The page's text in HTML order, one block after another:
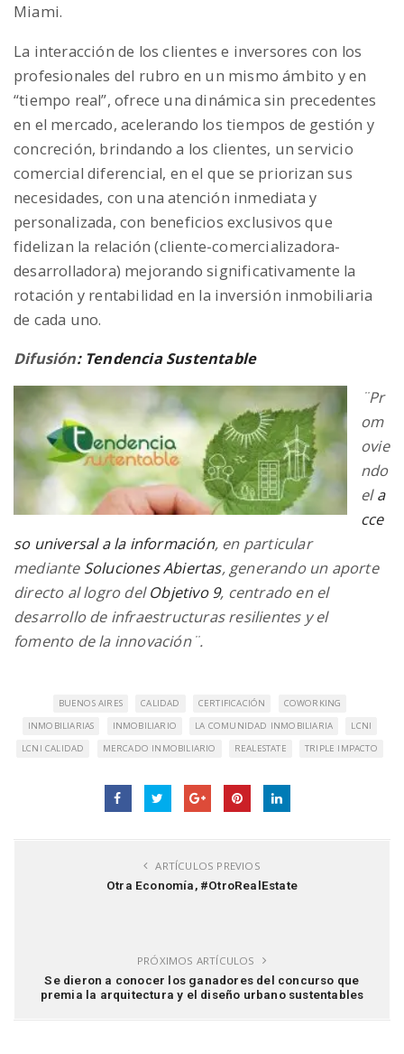
Miami.
La interacción de los clientes e inversores con los
profesionales del rubro en un mismo ámbito y en
“tiempo real”, ofrece una dinámica sin precedentes
en el mercado, acelerando los tiempos de gestión y
concreción, brindando a los clientes, un servicio
comercial diferencial, en el que se priorizan sus
necesidades, con una atención inmediata y
personalizada, con beneficios exclusivos que
fidelizan la relación (cliente-comercializadora-
desarrolladora) mejorando significativamente la
rotación y rentabilidad en la inversión inmobiliaria
de cada uno.
Difusión: Tendencia Sustentable
¨Pr
om
ovie
ndo
ela
cce
so universal a la información, en particular
mediante Soluciones Abiertas, generando un aporte
directo al logro delObjetivo 9, centrado en el
desarrollo de infraestructuras resilientes y el
fomento de la innovación¨.
BUENOS AIRES CALIDAD CERTIFICACIÓN
COWORKING
INMOBILIARIAS
INMOBILIARIO LA COMUNIDAD INMOBILIARIA
LCNI
LCNI CALIDAD
MERCADO INMOBILIARIO REALESTATE TRIPLE IMPACTO
ARTÍCULOS PREVIOS
Otra Economía, #OtroRealEstate
PRÓXIMOS ARTÍCULOS
Se dieron a conocer los ganadores del concurso que
premia la arquitectura y el diseño urbano sustentables